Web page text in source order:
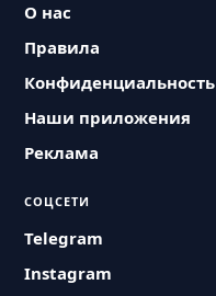
О нас
Правила
Конфиденциальность
Наши приложения
Реклама
СОЦСЕТИ
Telegram
Instagram